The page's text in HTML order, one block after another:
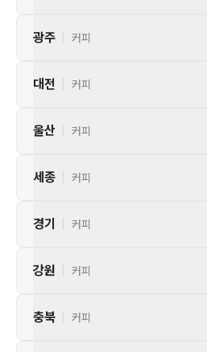
광주 커피
대전 커피
울산 커피
세종 커피
경기 커피
강원 커피
충북 커피